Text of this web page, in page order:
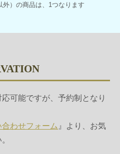
）の商品は、1つなります
可能ですが、予約制となり
合わせフォーム 』より、お気